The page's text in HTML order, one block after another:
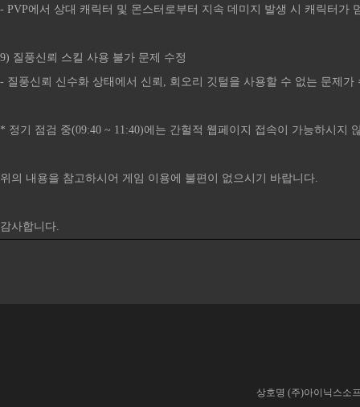
- PVP에서 상대 캐릭터 및 몬스터로부터 지속 데미지 발생 시 캐릭터가
9) 질풍신뢰 스킬 사용 불가 문제 수정
- 질풍신뢰 신수화 상태에서 신뢰, 회오리 깃털을 사용할 수 없는 문제가
* 정기 점검 중(09:40 ~ 11:40)에는 간헐적 웹페이지 접속이 가능하시지
위의 내용을 참고하시어 게임 이용에 불편이 없으시기 바랍니다.
감사합니다.​​​​​​​​​​​​​​​​​​​​​​​​​​​​​​​​​​​​​​​​​​​​​​​​​​​​​​​​​​​​​​​​​​​​​​​​​​​​​​​​​​​​​​
상호명 (주)아이닉스소